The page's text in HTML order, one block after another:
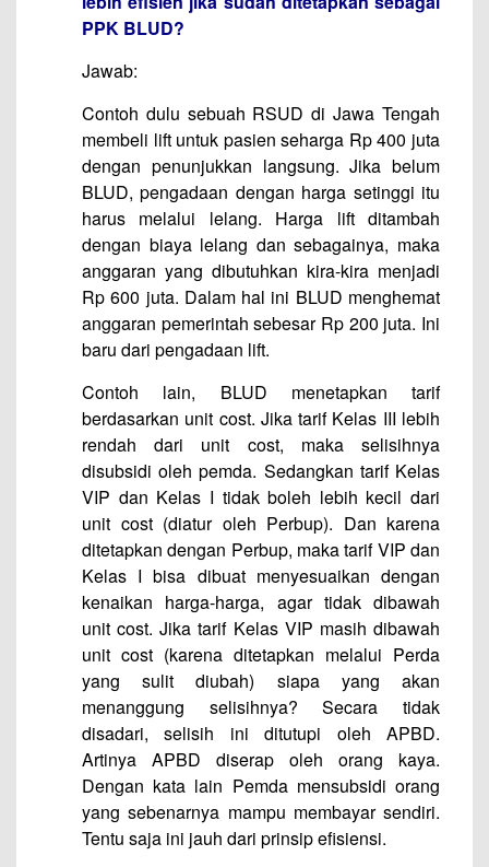
PPK BLUD?
Jawab:
Contoh dulu sebuah RSUD di Jawa Tengah
membeli lift untuk pasien seharga Rp 400 juta
dengan penunjukkan langsung. Jika belum
BLUD, pengadaan dengan harga setinggi itu
harus melalui lelang. Harga lift ditambah
dengan biaya lelang dan sebagainya, maka
anggaran yang dibutuhkan kira-kira menjadi
Rp 600 juta. Dalam hal ini BLUD menghemat
anggaran pemerintah sebesar Rp 200 juta. Ini
baru dari pengadaan lift.
Contoh lain, BLUD menetapkan tarif
berdasarkan unit cost. Jika tarif Kelas III lebih
rendah dari unit cost, maka selisihnya
disubsidi oleh pemda. Sedangkan tarif Kelas
VIP dan Kelas I tidak boleh lebih kecil dari
unit cost (diatur oleh Perbup). Dan karena
ditetapkan dengan Perbup, maka tarif VIP dan
Kelas I bisa dibuat menyesuaikan dengan
kenaikan harga-harga, agar tidak dibawah
unit cost. Jika tarif Kelas VIP masih dibawah
unit cost (karena ditetapkan melalui Perda
yang sulit diubah) siapa yang akan
menanggung selisihnya? Secara tidak
disadari, selisih ini ditutupi oleh APBD.
Artinya APBD diserap oleh orang kaya.
Dengan kata lain Pemda mensubsidi orang
yang sebenarnya mampu membayar sendiri.
Tentu saja ini jauh dari prinsip efisiensi.